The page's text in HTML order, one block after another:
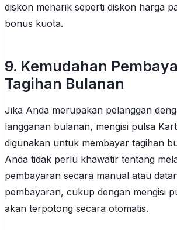
diskon menarik seperti diskon harga
bonus kuota.
9. Kemudahan
Tagihan Bulanan
Jika Anda merupakan pelanggan
langganan bulanan, mengisi pulsa
digunakan untuk membayar tagihan
Anda tidak perlu khawatir tentang
pembayaran secara manual atau
pembayaran, cukup dengan mengisi
akan terpotong secara otomatis.